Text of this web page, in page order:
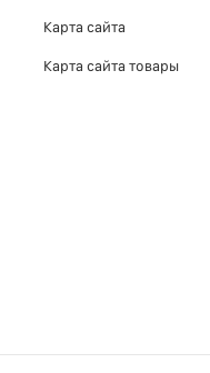
Карта сайта
Карта сайта товары